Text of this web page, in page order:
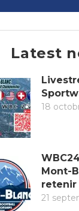
Latest
18
Mont-
retenir
21